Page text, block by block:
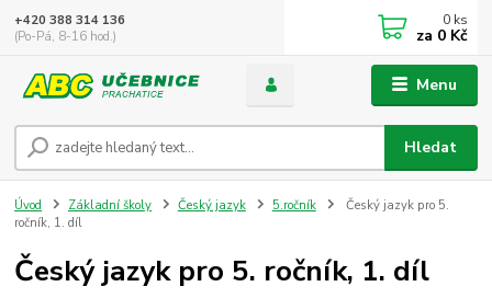
Menu
Hledat
+420 388 314 136
(Po-Pá, 8-16 hod.)
0 ks
za 0 Kč
Úvod Základní školy Český jazyk 5.ročník
Český jazyk pro 5.
ročník, 1. díl
Český jazyk pro 5. ročník, 1. díl